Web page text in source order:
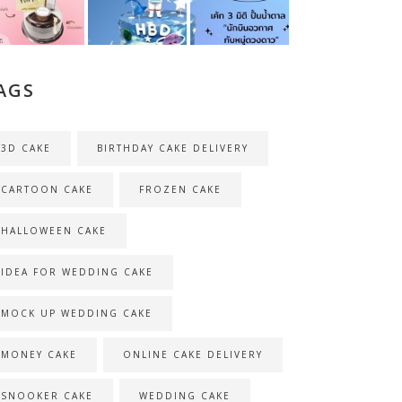
3D CAKE BIRTHDAY CAKE DELIVERY
CARTOON CAKE FROZEN CAKE
HALLOWEEN CAKE
IDEA FOR WEDDING CAKE
MOCK UP WEDDING CAKE
MONEY CAKE ONLINE CAKE DELIVERY
SNOOKER CAKE WEDDING CAKE